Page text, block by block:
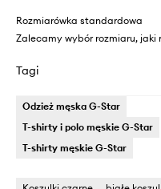
Rozmiarówka standardowa
Zalecamy wybór rozmiaru, jaki
Tagi
Odzież męska G-Star
T-shirty i polo męskie G-Star
T-shirty męskie G-Star